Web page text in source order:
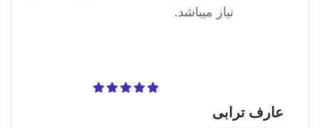
نیاز میباشد.
عارف ترابی